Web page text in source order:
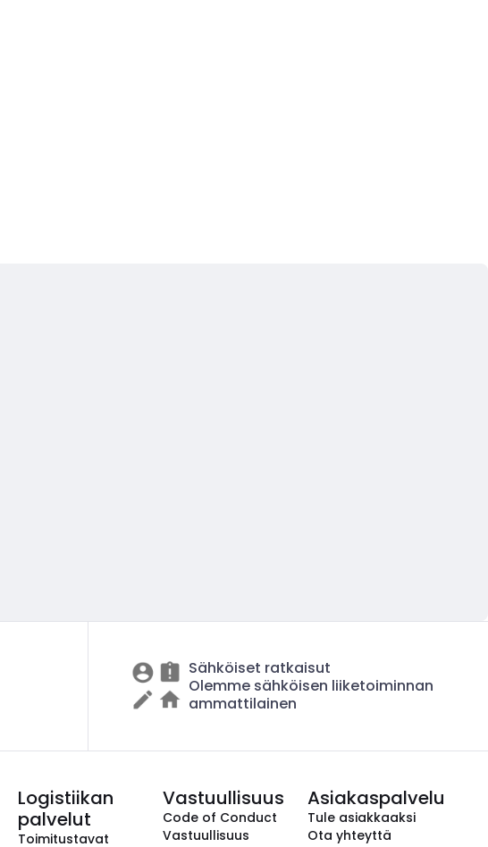
Sähköiset ratkaisut
Olemme sähköisen liiketoiminnan
ammattilainen
Logistiikan
palvelut
Toimitustavat
Vastuullisuus
Code of Conduct
Vastuullisuus
Asiakaspalvelu
Tule asiakkaaksi
Ota yhteyttä